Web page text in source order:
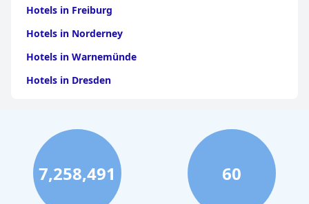
Hotels in Freiburg
Hotels in Norderney
Hotels in Warnemünde
Hotels in Dresden
Hotels in Stuttgart
Hotels in Leipzig
Hotels in Bamberg
Hotels in Nürnberg
7,258,491 60